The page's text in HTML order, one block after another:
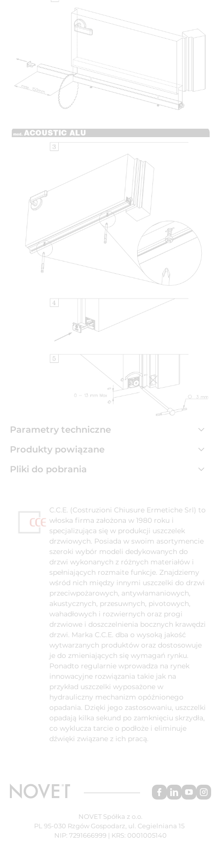
Parametry techniczne
Produkty powiązane
Pliki do pobrania
C.C.E. (Costruzioni Chiusure Ermetiche Srl) to
włoska firma założona w 1980 roku i
specjalizująca się w produkcji uszczelek
drzwiowych. Posiada w swoim asortymencie
szeroki wybór modeli dedykowanych do
drzwi wykonanych z różnych materiałów i
spełniających rozmaite funkcje. Znajdziemy
wśród nich między innymi uszczelki do drzwi
przeciwpożarowych, antywłamaniowych,
akustycznych, przesuwnych, pivotowych,
wahadłowych i rozwiernych oraz progi
drzwiowe i doszczelnienia bocznych krawędzi
drzwi. Marka C.C.E. dba o wysoką jakość
wytwarzanych produktów oraz dostosowuje
je do zmieniających się wymagań rynku.
Ponadto regularnie wprowadza na rynek
innowacyjne rozwiązania takie jak na
przykład uszczelki wyposażone w
hydrauliczny mechanizm opóźnionego
opadania. Dzięki jego zastosowaniu, uszczelki
opadają kilka sekund po zamknięciu skrzydła,
co wyklucza tarcie o podłoże i eliminuje
dźwięki związane z ich pracą.
NOVET Spółka z o.o.
PL 95-030 Rzgów Gospodarz, ul. Cegielniana 15
NIP: 7291666999 | KRS: 0001005140